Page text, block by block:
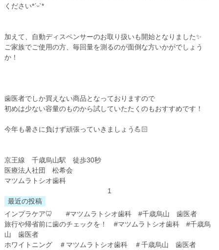
ください*ˊᵕˋ*
加えて、自動ディスペンサーのお取り扱いも開始となりました✨
ご家族でご使用の方、毎回量を測るのが面倒な方いかがでしょう
か！
歯医者でしか買えない商品となっておりますので
初めは少ない容量のものから試していたたくのもおすすめです！
今年も暑さに負けず頑張っていきましょう💪🏻
京王線 千歳烏山駅 徒歩30秒
医療法人社団 松希会
マツムラトシオ歯科
1
最近の投稿
インプラケア🦷 #マツムラトシオ歯科 #千歳烏山 歯医者
旅行や帰省前に歯のチェックを！ #マツムラトシオ歯科 #千歳烏
山 歯医者
ホワイトニング ＃マツムラトシオ歯科 ＃千歳烏山 歯医者